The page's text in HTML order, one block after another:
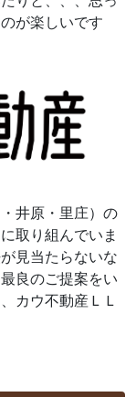
が楽しいです
井原・里庄）の
取り組んでいま
見当たらないな
良のご提案をい
カウ不動産ＬＬ